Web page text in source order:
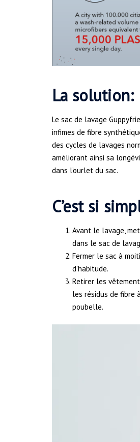
La solution:
Le sac de lavage
infimes de fibre
des cycles de lavages
améliorant ainsi sa
dans l’ourlet du sac.
C’est si
Avant le lavage,
dans le sac de
Fermer le sac à
d’habitude.
Retirer les
les résidus de fibre
poubelle.